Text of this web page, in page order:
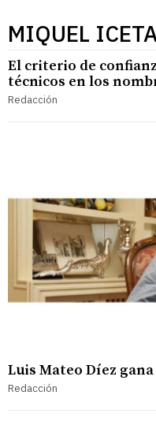
MIQUEL
El criterio de
técnicos en los
Redacción
Luis Mateo Díez
Redacción